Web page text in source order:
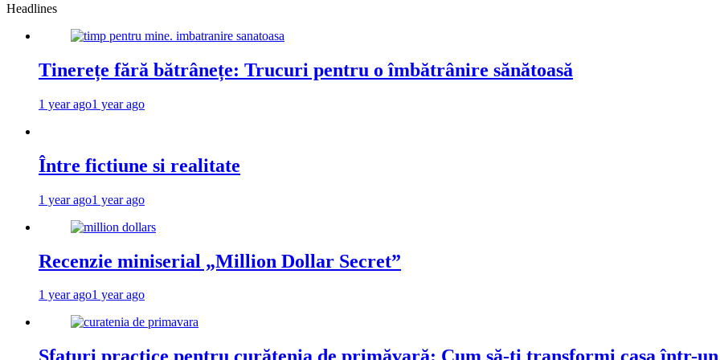
Headlines
Tinerețe fără bătrânețe: Trucuri pentru o îmbătrânire sănătoasă
1 year ago1 year ago
Între fictiune si realitate
1 year ago1 year ago
Recenzie miniserial „Million Dollar Secret”
1 year ago1 year ago